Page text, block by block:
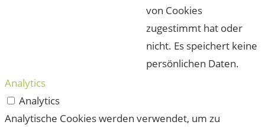
von Cookies
zugestimmt hat oder
nicht. Es speichert keine
persönlichen Daten.
Analytics
Analytics
Analytische Cookies werden verwendet, um zu